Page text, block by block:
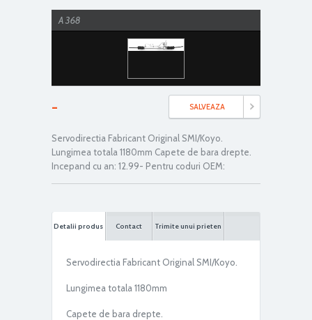
A 368
- SALVEAZA
Servodirectia Fabricant Original SMI/Koyo.
Lungimea totala 1180mm Capete de bara drepte.
Incepand cu an: 12.99- Pentru coduri OEM:
Detalii produs Contact Trimite unui prieten
Servodirectia Fabricant Original SMI/Koyo.
Lungimea totala 1180mm
Capete de bara drepte.